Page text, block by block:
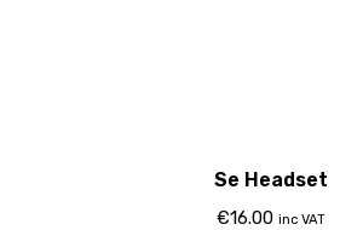
Se Headset
€16.00 inc VAT